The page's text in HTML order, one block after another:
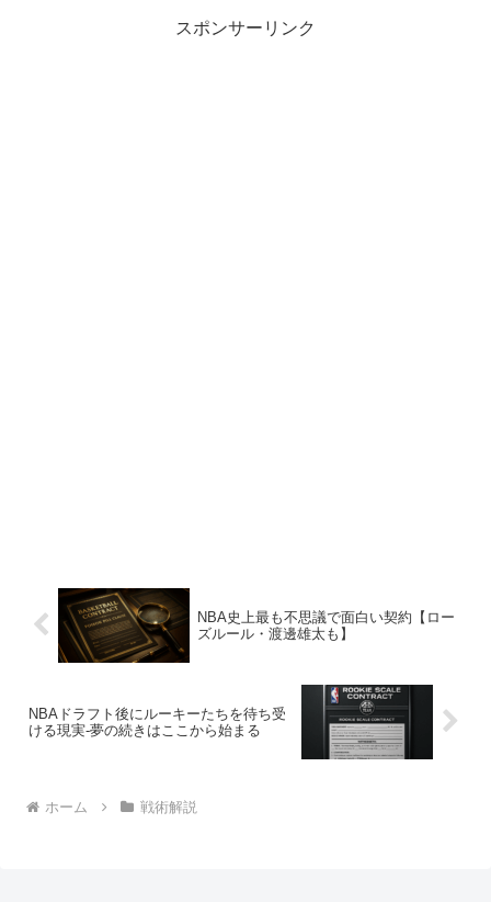
スポンサーリンク
NBA史上最も不思議で面白い契約【ロー
ズルール・渡邊雄太も】
NBAドラフト後にルーキーたちを待ち受
ける現実-夢の続きはここから始まる
ホーム 戦術解説